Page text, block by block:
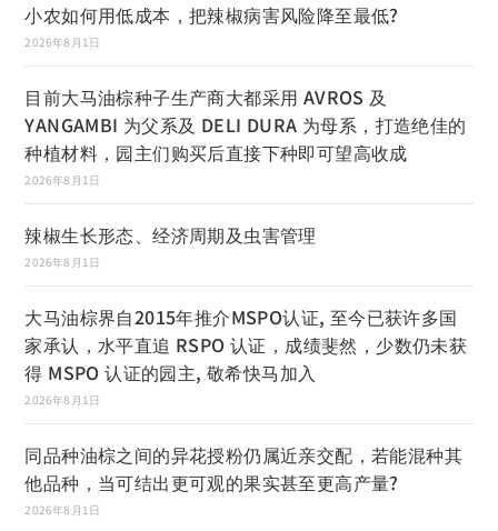
小农如何用低成本，把辣椒病害风险降至最低?
2026年8月1日
目前大马油棕种子生产商大都采用 AVROS 及
YANGAMBI 为父系及 DELI DURA 为母系，打造绝佳的
种植材料，园主们购买后直接下种即可望高收成
2026年8月1日
辣椒生长形态、经济周期及虫害管理
2026年8月1日
大马油棕界自2015年推介MSPO认证, 至今已获许多国
家承认，水平直追 RSPO 认证，成绩斐然，少数仍未获
得 MSPO 认证的园主, 敬希快马加入
2026年8月1日
同品种油棕之间的异花授粉仍属近亲交配，若能混种其
他品种，当可结出更可观的果实甚至更高产量?
2026年8月1日